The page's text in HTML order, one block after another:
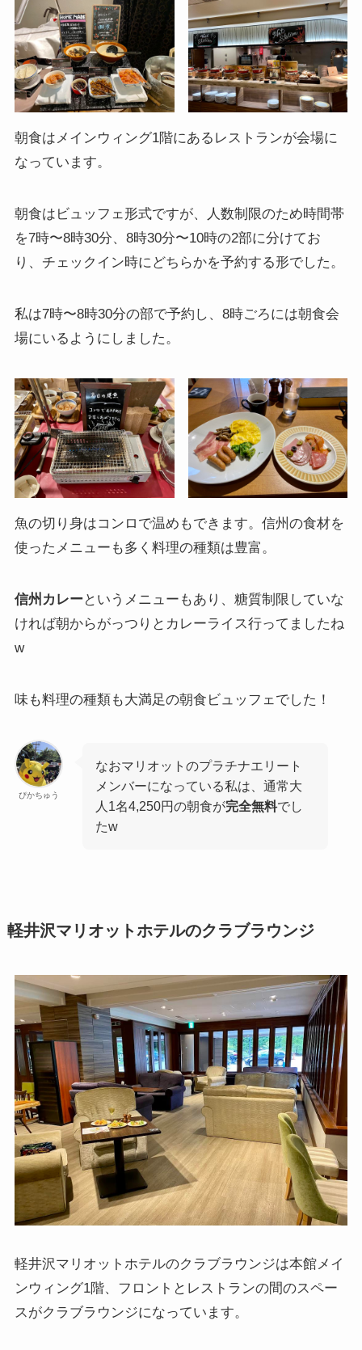
朝食はメインウィング1階にあるレストランが会場に
なっています。
朝食はビュッフェ形式ですが、人数制限のため時間帯
を7時〜8時30分、8時30分〜10時の2部に分けてお
り、チェックイン時にどちらかを予約する形でした。
私は7時〜8時30分の部で予約し、8時ごろには朝食会
場にいるようにしました。
魚の切り身はコンロで温めもできます。信州の食材を
使ったメニューも多く料理の種類は豊富。
信州カレーというメニューもあり、糖質制限していな
ければ朝からがっつりとカレーライス行ってましたね
w
味も料理の種類も大満足の朝食ビュッフェでした！
ぴかちゅう
なおマリオットのプラチナエリート
メンバーになっている私は、通常大
人1名4,250円の朝食が完全無料でし
たw
軽井沢マリオットホテルのクラブラウンジ
軽井沢マリオットホテルのクラブラウンジは本館メイ
ンウィング1階、フロントとレストランの間のスペー
スがクラブラウンジになっています。